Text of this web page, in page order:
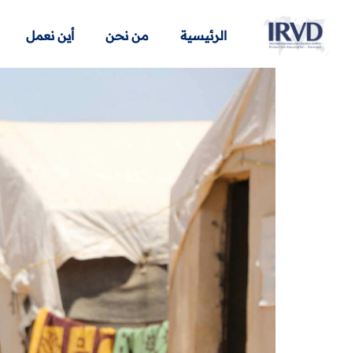
الرئيسية من نحن أين نعمل